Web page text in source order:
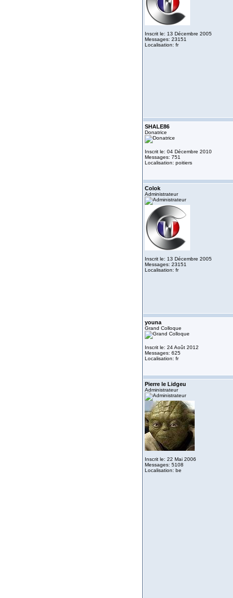
Inscrit le: 13 Décembre 2005
Messages: 23151
Localisation: fr
SHALE86
Donatrice
Inscrit le: 04 Décembre 2010
Messages: 751
Localisation: poitiers
Colok
Administrateur
Inscrit le: 13 Décembre 2005
Messages: 23151
Localisation: fr
youna
Grand Colloque
Inscrit le: 24 Août 2012
Messages: 625
Localisation: fr
Pierre le Lidgeu
Administrateur
Inscrit le: 22 Mai 2006
Messages: 5108
Localisation: be